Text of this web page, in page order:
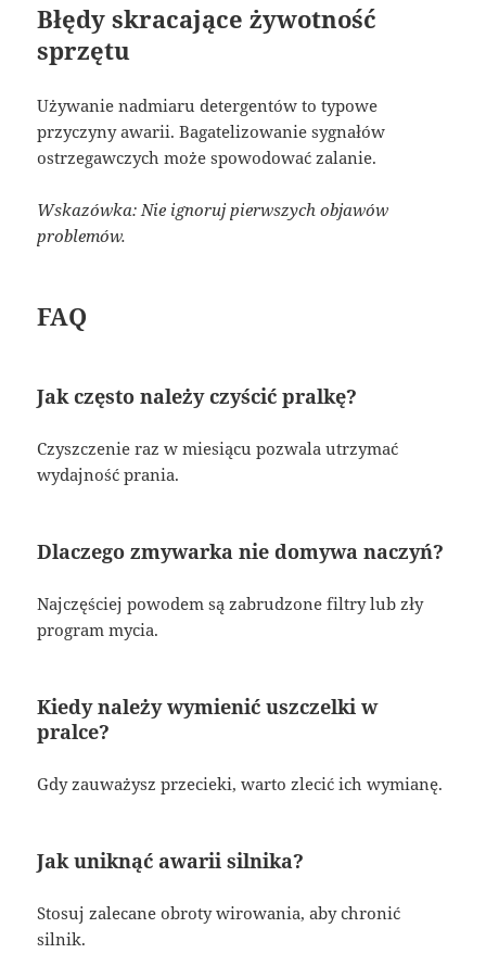
Błędy skracające żywotność
sprzętu
Używanie nadmiaru detergentów to typowe
przyczyny awarii. Bagatelizowanie sygnałów
ostrzegawczych może spowodować zalanie.
Wskazówka: Nie ignoruj pierwszych objawów
problemów.
FAQ
Jak często należy czyścić pralkę?
Czyszczenie raz w miesiącu pozwala utrzymać
wydajność prania.
Dlaczego zmywarka nie domywa naczyń?
Najczęściej powodem są zabrudzone filtry lub zły
program mycia.
Kiedy należy wymienić uszczelki w
pralce?
Gdy zauważysz przecieki, warto zlecić ich wymianę.
Jak uniknąć awarii silnika?
Stosuj zalecane obroty wirowania, aby chronić
silnik.